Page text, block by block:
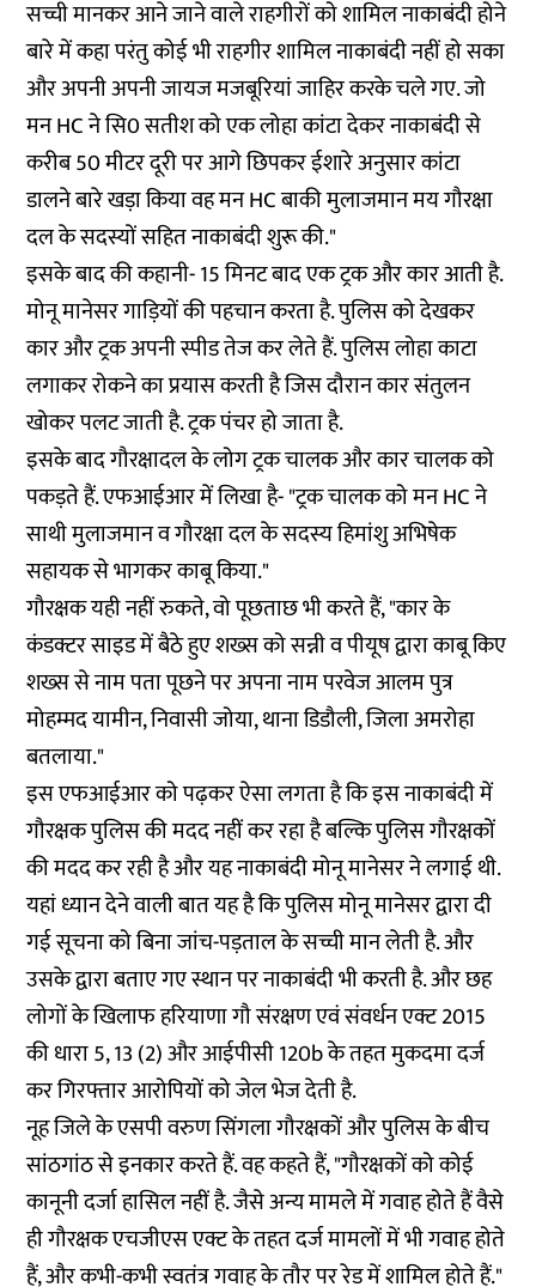
सच्ची मानकर आने जाने वाले राहगीरों को शामिल नाकाबंदी होने
बारे में कहा परंतु कोई भी राहगीर शामिल नाकाबंदी नहीं हो सका
और अपनी अपनी जायज मजबूरियां जाहिर करके चले गए. जो
मन HC ने सि0 सतीश को एक लोहा कांटा देकर नाकाबंदी से
करीब 50 मीटर दूरी पर आगे छिपकर ईशारे अनुसार कांटा
डालने बारे खड़ा किया वह मन HC बाकी मुलाजमान मय गौरक्षा
दल के सदस्यों सहित नाकाबंदी शुरू की."
इसके बाद की कहानी- 15 मिनट बाद एक ट्रक और कार आती है.
मोनू मानेसर गाड़ियों की पहचान करता है. पुलिस को देखकर
कार और ट्रक अपनी स्पीड तेज कर लेते हैं. पुलिस लोहा काटा
लगाकर रोकने का प्रयास करती है जिस दौरान कार संतुलन
खोकर पलट जाती है. ट्रक पंचर हो जाता है.
इसके बाद गौरक्षादल के लोग ट्रक चालक और कार चालक को
पकड़ते हैं. एफआईआर में लिखा है- "ट्रक चालक को मन HC ने
साथी मुलाजमान व गौरक्षा दल के सदस्य हिमांशु अभिषेक
सहायक से भागकर काबू किया."
गौरक्षक यही नहीं रुकते, वो पूछताछ भी करते हैं, "कार के
कंडक्टर साइड में बैठे हुए शख्स को सन्नी व पीयूष द्वारा काबू किए
शख्स से नाम पता पूछने पर अपना नाम परवेज आलम पुत्र
मोहम्मद यामीन, निवासी जोया, थाना डिडौली, जिला अमरोहा
बतलाया."
इस एफआईआर को पढ़कर ऐसा लगता है कि इस नाकाबंदी में
गौरक्षक पुलिस की मदद नहीं कर रहा है बल्कि पुलिस गौरक्षकों
की मदद कर रही है और यह नाकाबंदी मोनू मानेसर ने लगाई थी.
यहां ध्यान देने वाली बात यह है कि पुलिस मोनू मानेसर द्वारा दी
गई सूचना को बिना जांच-पड़ताल के सच्ची मान लेती है. और
उसके द्वारा बताए गए स्थान पर नाकाबंदी भी करती है. और छह
लोगों के खिलाफ हरियाणा गौ संरक्षण एवं संवर्धन एक्ट 2015
की धारा 5, 13 (2) और आईपीसी 120b के तहत मुकदमा दर्ज
कर गिरफ्तार आरोपियों को जेल भेज देती है.
नूह जिले के एसपी वरुण सिंगला गौरक्षकों और पुलिस के बीच
सांठगांठ से इनकार करते हैं. वह कहते हैं, "गौरक्षकों को कोई
कानूनी दर्जा हासिल नहीं है. जैसे अन्य मामले में गवाह होते हैं वैसे
ही गौरक्षक एचजीएस एक्ट के तहत दर्ज मामलों में भी गवाह होते
हैं, और कभी-कभी स्वतंत्र गवाह के तौर पर रेड में शामिल होते हैं."